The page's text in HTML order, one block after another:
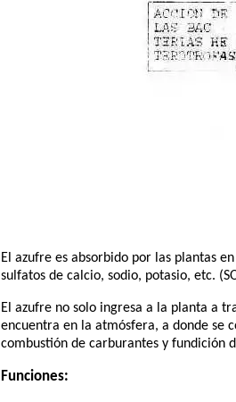
El azufre es absorbido por las plantas
sulfatos de calcio, sodio, potasio, etc.
El azufre no solo ingresa a la planta a
encuentra en la atmósfera, a donde se
combustión de carburantes y fundición
Funciones: